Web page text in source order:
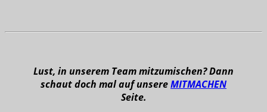
Lust, in unserem Team mitzumischen? Dann
schaut doch mal auf unsereMITMACHEN
Seite.